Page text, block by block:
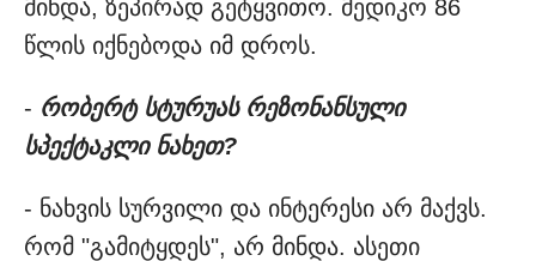
მინდა, ზეპირად გეტყვითო. მედიკო 86
წლის იქნებოდა იმ დროს.
- რობერტ სტურუას რეზონანსული
სპექტაკლი ნახეთ?
- ნახვის სურვილი და ინტერესი არ მაქვს.
რომ "გამიტყდეს", არ მინდა. ასეთი